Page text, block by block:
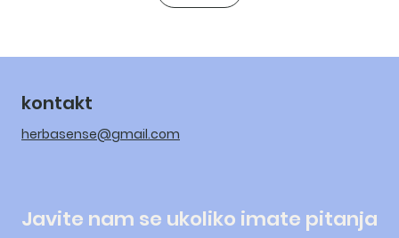
kontakt
herbasense@gmail.com
Javite nam se ukoliko imate pitanja